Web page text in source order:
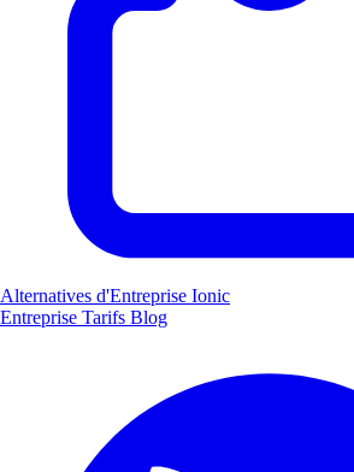
Alternatives d'Entreprise Ionic
Entreprise Tarifs Blog